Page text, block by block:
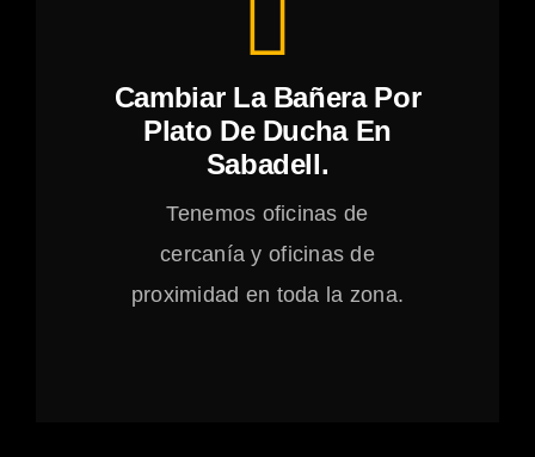
Cambiar La Bañera Por
Plato De Ducha En
Sabadell.
Tenemos oficinas de
cercanía y oficinas de
proximidad en toda la zona.